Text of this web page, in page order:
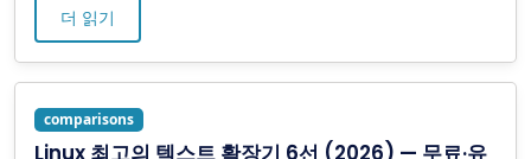
더 읽기
comparisons